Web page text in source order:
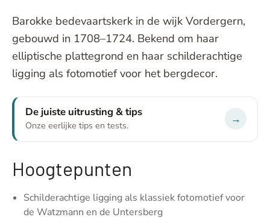
Barokke bedevaartskerk in de wijk Vordergern,
gebouwd in 1708–1724. Bekend om haar
elliptische plattegrond en haar schilderachtige
ligging als fotomotief voor het bergdecor.
De juiste uitrusting & tips
Onze eerlijke tips en tests. →
Hoogtepunten
Schilderachtige ligging als klassiek fotomotief voor
de Watzmann en de Untersberg